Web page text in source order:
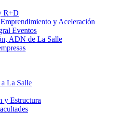
R+D
y Aceleración
Eventos
ADN de La Salle
La Salle
y Estructura